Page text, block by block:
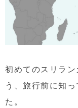
初めてのスリラ
う、旅行前に知
た。